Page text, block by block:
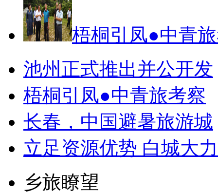
梧桐引凤●中青
池州正式推出并公开发
梧桐引凤●中青旅考察
长春，中国避暑旅游城
立足资源优势 白城大力
乡旅瞭望